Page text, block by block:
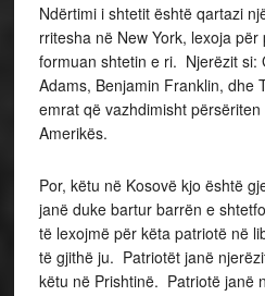
Ndërtimi i shtetit është qartazi
rritesha në New York, lexoja
formuan shtetin e ri. Njerëzit si:
Adams, Benjamin Franklin, dhe
emrat që vazhdimisht
Amerikës.
Por, këtu në Kosovë kjo është
janë duke bartur barrën e
të lexojmë për këta patriotë në
të gjithë ju. Patriotët janë
këtu në Prishtinë. Patriotë janë